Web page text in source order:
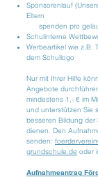
Sponsorenlauf
Eltern
spenden pro
Schulinterne
Werbeartikel wie z.B.
dem Schullogo
Nur mit Ihrer Hilfe
Angebote
mindestens 1,- € im
und unterstützen Sie
besseren Bildung der
dienen. Den
senden:
grundschule.de oder
Aufnahmeantrag